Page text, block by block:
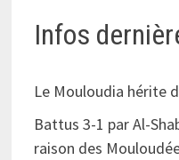
Infos
Le Mouloudia hérite
Battus 3-1 par Al-
raison des